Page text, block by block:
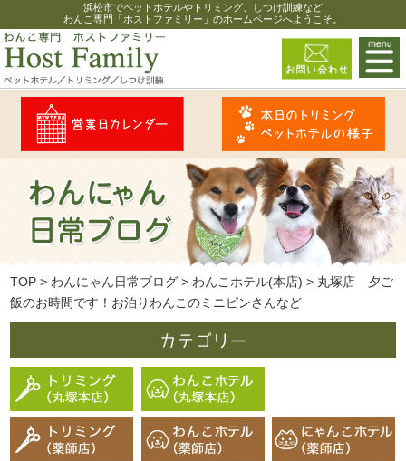
浜松市でペットホテルやトリミング、しつけ訓練など
わんこ専門「ホストファミリー」のホームページへようこそ。
TOP > わんにゃん日常ブログ > わんこホテル(本店) > 丸塚店 夕ご
飯のお時間です！お泊りわんこのミニピンさんなど